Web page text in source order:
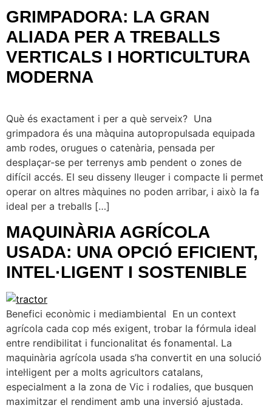
GRIMPADORA: LA GRAN
ALIADA PER A TREBALLS
VERTICALS I HORTICULTURA
MODERNA
Què és exactament i per a què serveix? Una
grimpadora és una màquina autopropulsada equipada
amb rodes, orugues o catenària, pensada per
desplaçar-se per terrenys amb pendent o zones de
difícil accés. El seu disseny lleuger i compacte li permet
operar on altres màquines no poden arribar, i això la fa
ideal per a treballs […]
MAQUINÀRIA AGRÍCOLA
USADA: UNA OPCIÓ EFICIENT,
INTEL·LIGENT I SOSTENIBLE
Benefici econòmic i mediambiental En un context
agrícola cada cop més exigent, trobar la fórmula ideal
entre rendibilitat i funcionalitat és fonamental. La
maquinària agrícola usada s’ha convertit en una solució
intel·ligent per a molts agricultors catalans,
especialment a la zona de Vic i rodalies, que busquen
maximitzar el rendiment amb una inversió ajustada.